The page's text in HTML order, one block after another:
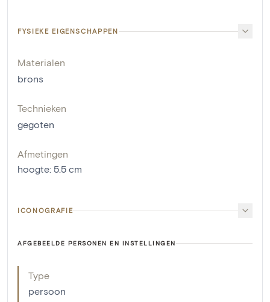
FYSIEKE EIGENSCHAPPEN
Materialen
brons
Technieken
gegoten
Afmetingen
hoogte: 5.5 cm
ICONOGRAFIE
AFGEBEELDE PERSONEN EN INSTELLINGEN
Type
persoon